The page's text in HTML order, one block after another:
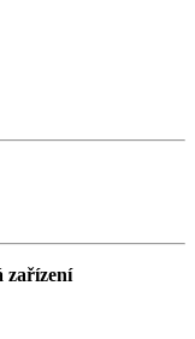
zařízení